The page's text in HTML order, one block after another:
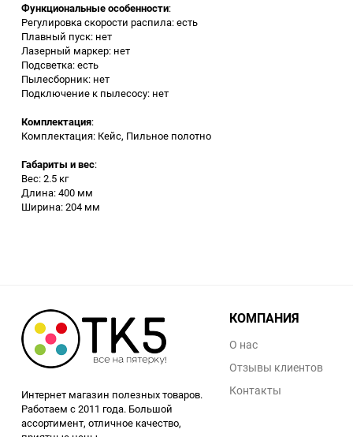
Бетономешалки
Бензоинструмент
Аккумуляторный
Функциональные особенности:
Регулировка скорости распила: есть
Плавный пуск: нет
Лазерный маркер: нет
Подсветка: есть
Пылесборник: нет
Подключение к пылесосу: нет
Комплектация:
Комплектация: Кейс, Пильное полотно
Габариты и вес:
Вес: 2.5 кг
Длина: 400 мм
Ширина: 204 мм
Интернет магазин полезных товаров.
Работаем с 2011 года. Большой
ассортимент, отличное качество,
КОМПАНИЯ
О нас
Отзывы клиентов
Контакты